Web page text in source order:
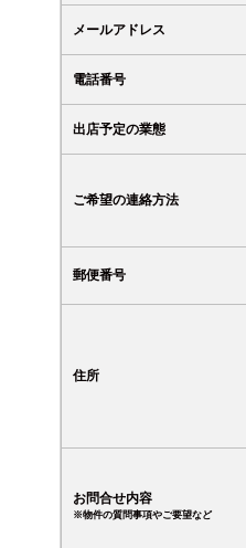
メールアドレス
電話番号
出店予定の業態
ご希望の連絡方法
郵便番号
住所
お問合せ内容
※物件の質問事項やご要望など